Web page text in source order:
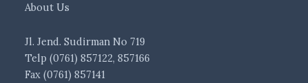
About Us
Jl. Jend. Sudirman No 719
Telp (0761) 857122, 857166
Fax (0761) 857141